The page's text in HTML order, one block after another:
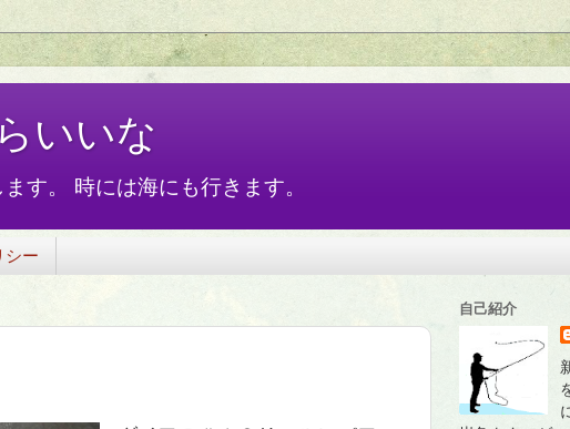
いいな
す。 時には海にも行きます。
シー
自己紹介